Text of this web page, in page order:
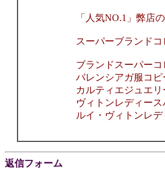
「人気NO.1」弊店
スーパーブランド
ブランドスーパーコ
バレンシアガ服コピ
カルティエジュエリ
ヴィトンレディース
ルイ・ヴィトンレデ
返信フォーム